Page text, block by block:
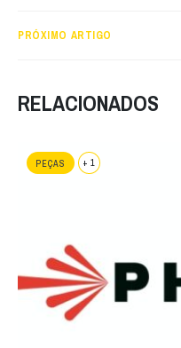
PRÓXIMO ARTIGO
RELACIONADOS
PEÇAS + 1